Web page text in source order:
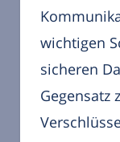
wichtigen
sicheren
Gegensatz